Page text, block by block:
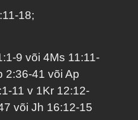
18;
9 või 4Ms 11:11-
2:36-41 või Ap
11 v 1Kr 12:12-
või Jh 16:12-15